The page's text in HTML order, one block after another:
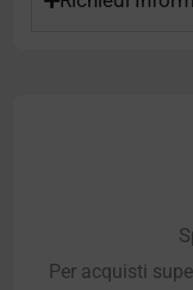
Per acquisti